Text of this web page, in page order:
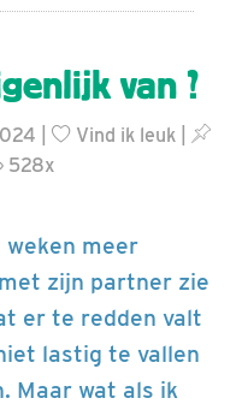
van ?
| Vind ik leuk
528x
weken meer
zijn partner zie
er te redden valt
lastig te vallen
Maar wat als ik